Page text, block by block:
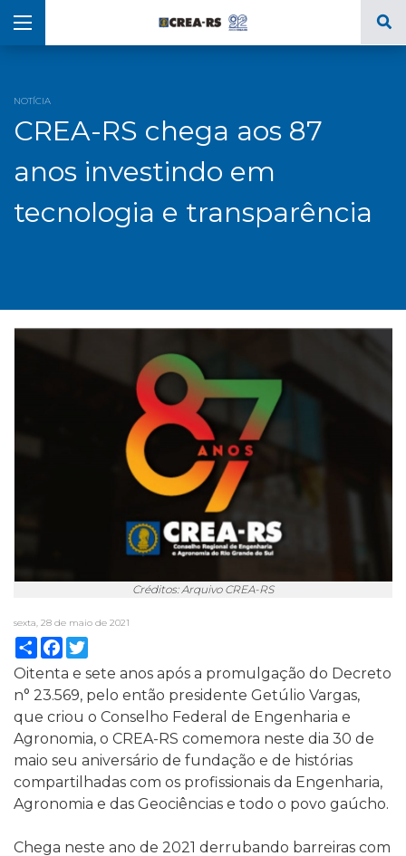
NOTÍCIA
CREA-RS chega aos 87
anos investindo em
tecnologia e transparência
Créditos: Arquivo CREA-RS
sexta, 28 de maio de 2021
Compartilhar
Facebook
Oitenta e sete anos após a promulgação do Decreto
n° 23.569, pelo então presidente Getúlio Vargas,
que criou o Conselho Federal de Engenharia e
Agronomia, o CREA-RS comemora neste dia 30 de
maio seu aniversário de fundação e de histórias
compartilhadas com os profissionais da Engenharia,
Agronomia e das Geociências e todo o povo gaúcho.
Chega neste ano de 2021 derrubando barreiras com